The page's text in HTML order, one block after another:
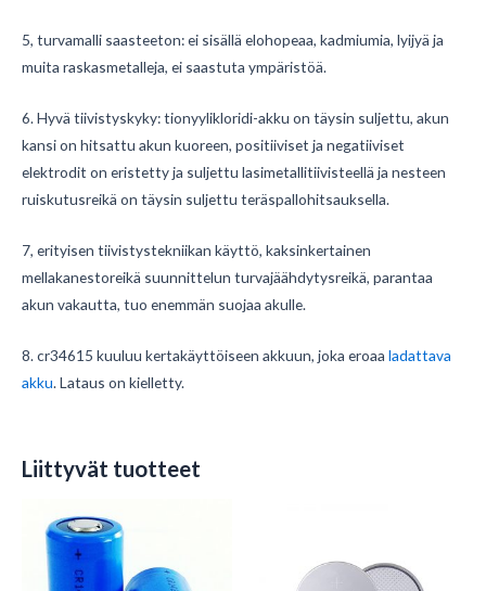
5, turvamalli saasteeton: ei sisällä elohopeaa, kadmiumia, lyijyä ja
muita raskasmetalleja, ei saastuta ympäristöä.
6. Hyvä tiivistyskyky: tionyylikloridi-akku on täysin suljettu, akun
kansi on hitsattu akun kuoreen, positiiviset ja negatiiviset
elektrodit on eristetty ja suljettu lasimetallitiivisteellä ja nesteen
ruiskutusreikä on täysin suljettu teräspallohitsauksella.
7, erityisen tiivistystekniikan käyttö, kaksinkertainen
mellakanestoreikä suunnittelun turvajäähdytysreikä, parantaa
akun vakautta, tuo enemmän suojaa akulle.
8. cr34615 kuuluu kertakäyttöiseen akkuun, joka eroaa ladattava
akku. Lataus on kielletty.
Liittyvät tuotteet